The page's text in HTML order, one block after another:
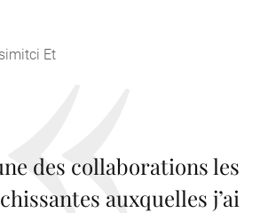
Et
des collaborations les
auxquelles j’ai